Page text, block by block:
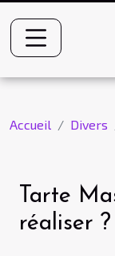
Accueil Divers
Tarte
réaliser ?